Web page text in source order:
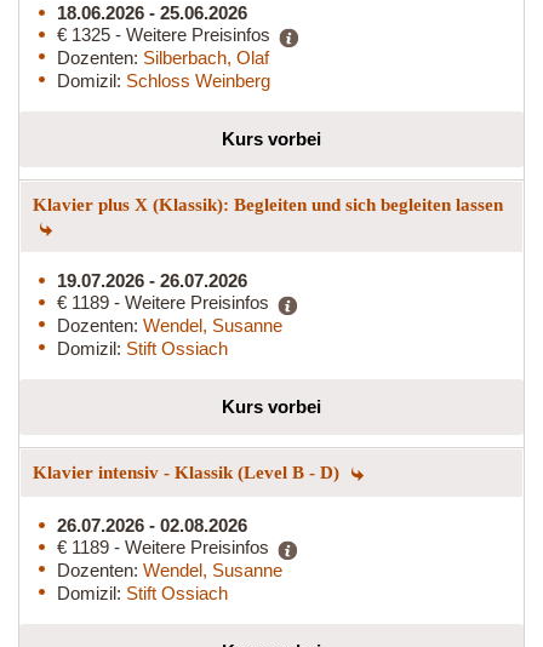
18.06.2026 - 25.06.2026
€ 1325 - Weitere Preisinfos
Dozenten: Silberbach, Olaf
Domizil: Schloss Weinberg
Kurs vorbei
Klavier plus X (Klassik): Begleiten und sich begleiten lassen
19.07.2026 - 26.07.2026
€ 1189 - Weitere Preisinfos
Dozenten: Wendel, Susanne
Domizil: Stift Ossiach
Kurs vorbei
Klavier intensiv - Klassik (Level B - D)
26.07.2026 - 02.08.2026
€ 1189 - Weitere Preisinfos
Dozenten: Wendel, Susanne
Domizil: Stift Ossiach